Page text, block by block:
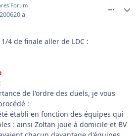
Forum
20 a
4 de finale aller de LDC :
de l'ordre des duels, je vous
:
établi en fonction des équipes qui
: ainsi Zoltan joue à domicile et BV